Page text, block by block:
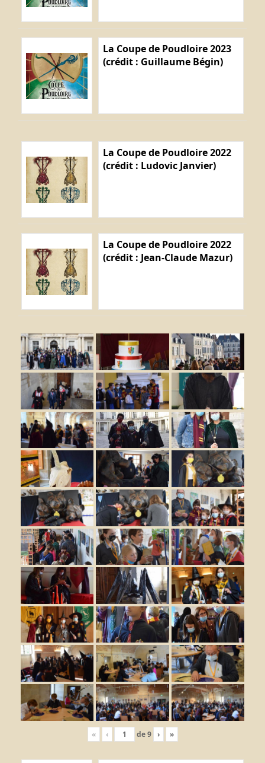
La Coupe de Poudloire 2023
(crédit : Guillaume Bégin)
La Coupe de Poudloire 2022
(crédit : Ludovic Janvier)
La Coupe de Poudloire 2022
(crédit : Jean-Claude Mazur)
« ‹ de9 › »